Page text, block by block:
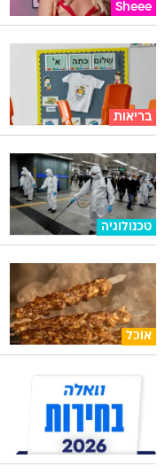
Sheee
בריאות
טכנולוגיה
אוכל